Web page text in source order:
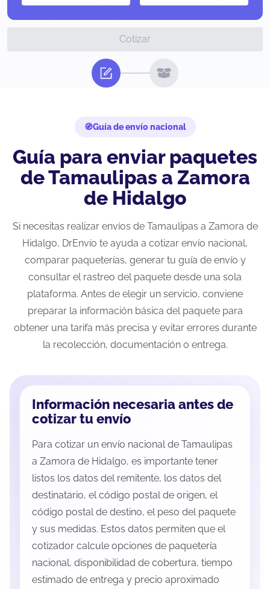
Cotizar
Guía de envío nacional
Guía para enviar paquetes
de Tamaulipas a Zamora
de Hidalgo
Si necesitas realizar envíos de Tamaulipas a Zamora de
Hidalgo, DrEnvío te ayuda a cotizar envío nacional,
comparar paqueterías, generar tu guía de envío y
consultar el rastreo del paquete desde una sola
plataforma. Antes de elegir un servicio, conviene
preparar la información básica del paquete para
obtener una tarifa más precisa y evitar errores durante
la recolección, documentación o entrega.
Información necesaria antes de
cotizar tu envío
Para cotizar un envío nacional de Tamaulipas
a Zamora de Hidalgo, es importante tener
listos los datos del remitente, los datos del
destinatario, el código postal de origen, el
código postal de destino, el peso del paquete
y sus medidas. Estos datos permiten que el
cotizador calcule opciones de paquetería
nacional, disponibilidad de cobertura, tiempo
estimado de entrega y precio aproximado